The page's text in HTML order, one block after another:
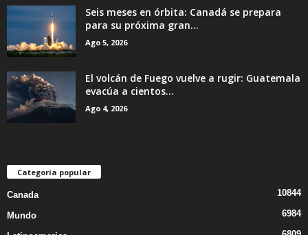
Seis meses en órbita: Canadá se prepara
para su próxima gran...
Ago 5, 2026
El volcán de Fuego vuelve a rugir: Guatemala
evacúa a cientos...
Ago 4, 2026
Categoría popular
Canada 10844
Mundo 6984